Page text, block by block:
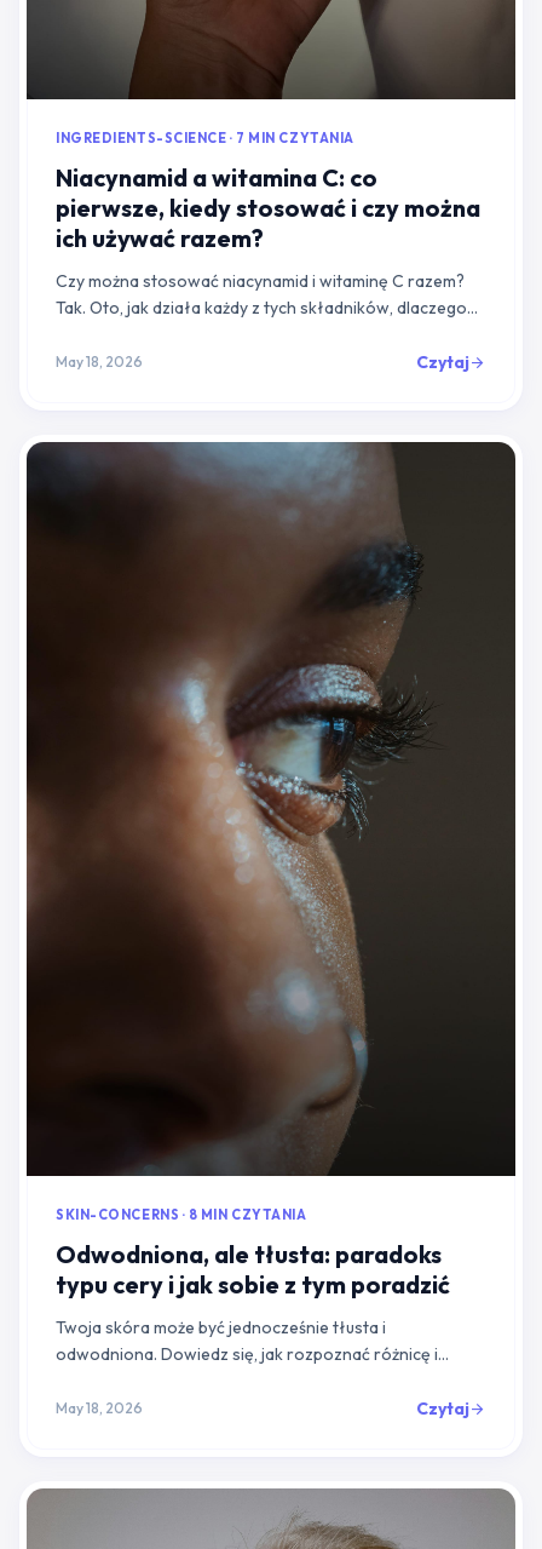
INGREDIENTS-SCIENCE · 7 MIN CZYTANIA
Niacynamid a witamina C: co
pierwsze, kiedy stosować i czy można
ich używać razem?
Czy można stosować niacynamid i witaminę C razem?
Tak. Oto, jak działa każdy z tych składników, dlaczego
nakładać warstwowo.
May 18, 2026 Czytajarrow_forward
SKIN-CONCERNS · 8 MIN CZYTANIA
Odwodniona, ale tłusta: paradoks
typu cery i jak sobie z tym poradzić
Twoja skóra może być jednocześnie tłusta i
odwodniona. Dowiedz się, jak rozpoznać różnicę i
May 18, 2026 Czytajarrow_forward